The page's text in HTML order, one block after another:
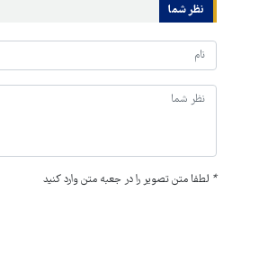
نظر شما
* لطفا متن تصویر را در جعبه متن وارد کنید